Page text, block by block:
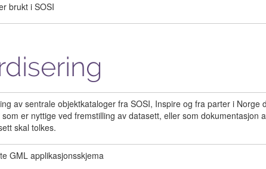
brukt i SOSI
av sentrale objektkataloger fra SOSI, Inspire og fra parter i Norge
er nyttige ved fremstilling av datasett, eller som dokumentasjon
skal tolkes.
GML applikasjonsskjema